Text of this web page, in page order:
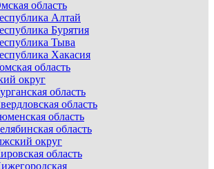
область
Алтай
Бурятия
Тыва
Хакасия
область
округ
область
область
область
область
округ
область